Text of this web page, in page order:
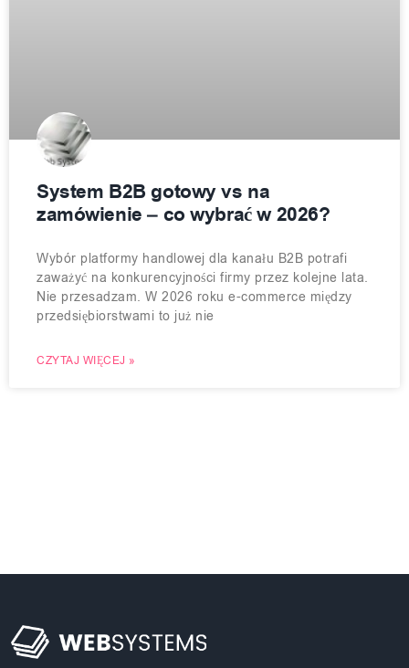
System B2B gotowy vs na
zamówienie – co wybrać w 2026?
Wybór platformy handlowej dla kanału B2B potrafi
zaważyć na konkurencyjności firmy przez kolejne lata.
Nie przesadzam. W 2026 roku e-commerce między
przedsiębiorstwami to już nie
CZYTAJ WIĘCEJ »